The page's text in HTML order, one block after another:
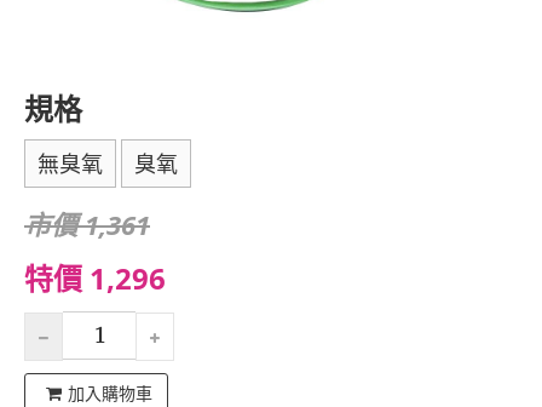
規格
無臭氧 臭氧
市價 1,361
特價 1,296
加入購物車